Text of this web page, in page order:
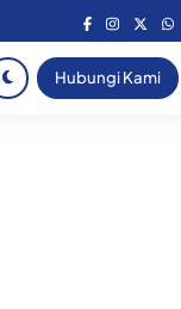
Hubungi Kami